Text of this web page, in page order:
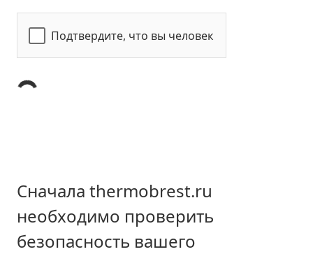
Подтвердите, что вы человек
Сначала thermobrest.ru
необходимо проверить
безопасность вашего